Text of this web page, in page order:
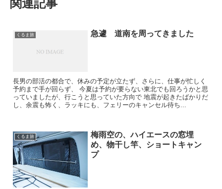
関連記事
くるま旅 急遽 道南を周ってきました
長男の部活の都合で、休みの予定が立たず、さらに、仕事が忙しく
予約まで手が回らず、 今夏は予約が要らない東北でも回ろうかと思
っていましたが、行こうと思っていた方向で 地震が起きたばかりだ
し、余震も怖く、ラッキにも、フェリーのキャンセル待ち...
くるま旅
梅雨空の、ハイエースの窓埋
め、物干し竿、ショートキャン
プ